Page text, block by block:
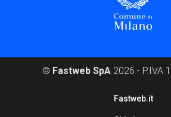
© Fastweb SpA 2026 - P.IVA
Fastweb.it